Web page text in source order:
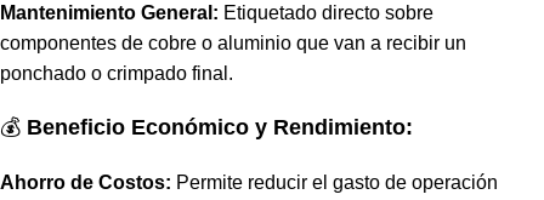
Mantenimiento General: Etiquetado directo sobre
componentes de cobre o aluminio que van a recibir un
ponchado o crimpado final.
💰 Beneficio Económico y Rendimiento:
Ahorro de Costos: Permite reducir el gasto de operación